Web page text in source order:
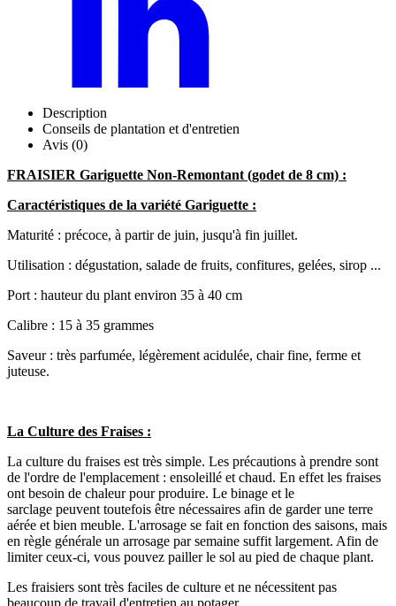
Description
Conseils de plantation et d'entretien
Avis (0)
FRAISIER Gariguette Non-Remontant (godet de 8 cm) :
Caractéristiques de la variété Gariguette :
Maturité : précoce, à partir de juin, jusqu'à fin juillet.
Utilisation : dégustation, salade de fruits, confitures, gelées, sirop ...
Port : hauteur du plant environ 35 à 40 cm
Calibre : 15 à 35 grammes
Saveur : très parfumée, légèrement acidulée, chair fine, ferme et
juteuse.
La Culture des Fraises :
La culture du fraises est très simple. Les précautions à prendre sont
de l'ordre de l'emplacement : ensoleillé et chaud. En effet les fraises
ont besoin de chaleur pour produire. Le binage et le
sarclage peuvent toutefois être nécessaires afin de garder une terre
aérée et bien meuble. L'arrosage se fait en fonction des saisons, mais
en règle générale un arrosage par semaine suffit largement. Afin de
limiter ceux-ci, vous pouvez pailler le sol au pied de chaque plant.
Les fraisiers sont très faciles de culture et ne nécessitent pas
beaucoup de travail d'entretien au potager.